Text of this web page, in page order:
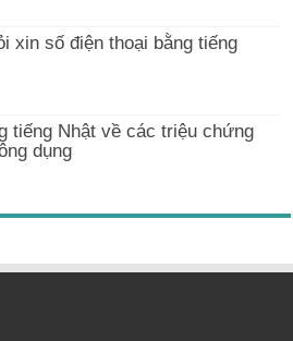
xin số điện thoại bằng tiếng
tiếng Nhật về các triệu chứng
dụng